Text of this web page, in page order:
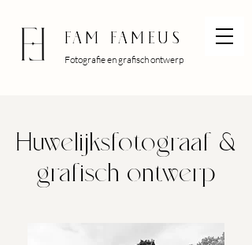
Fam Fameus
Fotografie en grafisch ontwerp
Fam Fameus
Huwelijksfotograaf &
grafisch ontwerp